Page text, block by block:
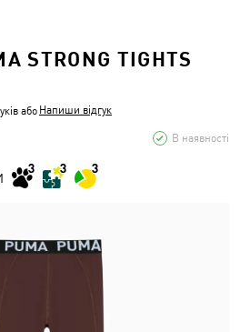
STRONG TIGHTS
або Напиши відгук
В наявності